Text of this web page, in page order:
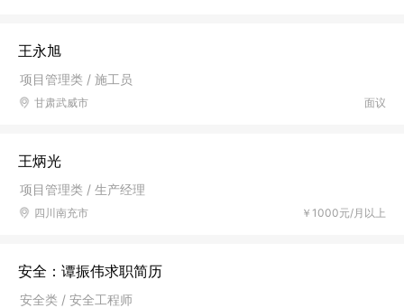
王永旭
项目管理类 / 施工员
面议
甘肃武威市
王炳光
项目管理类 / 生产经理
￥1000元/月以上
四川南充市
安全：谭振伟求职简历
安全类 / 安全工程师